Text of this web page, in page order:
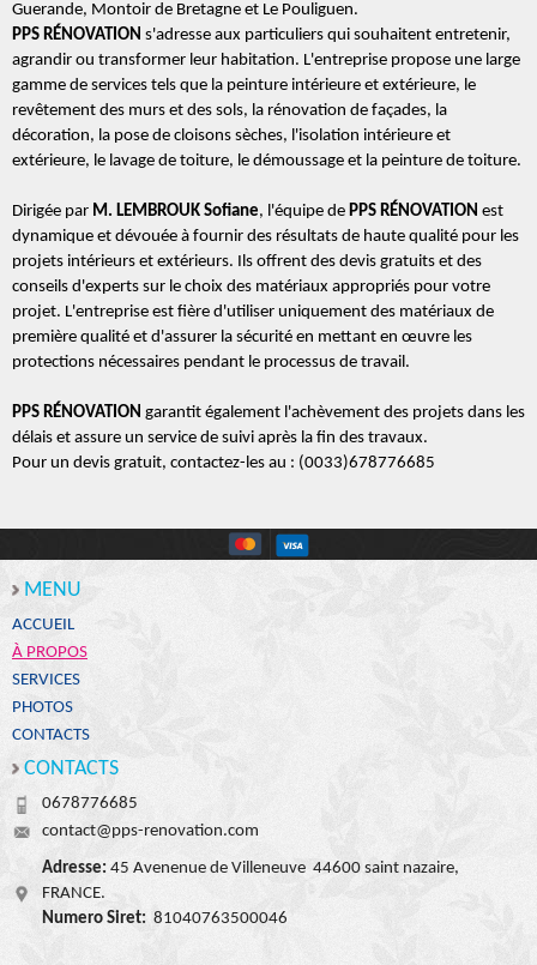
Guerande, Montoir de Bretagne et Le Pouliguen.
PPS RÉNOVATION s'adresse aux particuliers qui souhaitent entretenir,
agrandir ou transformer leur habitation. L'entreprise propose une large
gamme de services tels que la peinture intérieure et extérieure, le
revêtement des murs et des sols, la rénovation de façades, la
décoration, la pose de cloisons sèches, l'isolation intérieure et
extérieure, le lavage de toiture, le démoussage et la peinture de toiture.
Dirigée par M. LEMBROUK Sofiane, l'équipe de PPS RÉNOVATION est
dynamique et dévouée à fournir des résultats de haute qualité pour les
projets intérieurs et extérieurs. Ils offrent des devis gratuits et des
conseils d'experts sur le choix des matériaux appropriés pour votre
projet. L'entreprise est fière d'utiliser uniquement des matériaux de
première qualité et d'assurer la sécurité en mettant en œuvre les
protections nécessaires pendant le processus de travail.
PPS RÉNOVATION garantit également l'achèvement des projets dans les
délais et assure un service de suivi après la fin des travaux.
Pour un devis gratuit, contactez-les au : (0033)678776685
MENU
ACCUEIL
À PROPOS
SERVICES
PHOTOS
CONTACTS
CONTACTS
0678776685
contact@pps-renovation.com
Adresse: 45 Avenenue de Villeneuve 44600 saint nazaire,
FRANCE.
Numero Siret: 81040763500046